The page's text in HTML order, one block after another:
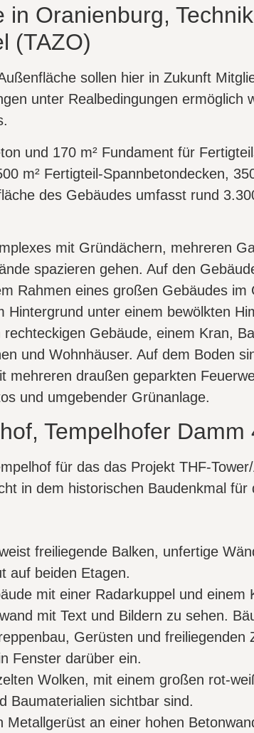
Oranienburg,
(TAZO)
sollen hier in Zukunft
unter Realbedingungen ermöglich
und 170 m² Fundament für
m² Fertigteil-Spannbetondecken,
des Gebäudes umfasst rund
Tempelhofer
für das das Projekt THF-
in dem historischen Baudenkmal